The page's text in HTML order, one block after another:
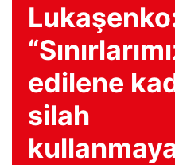
edilene
silah